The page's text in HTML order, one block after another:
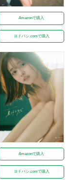
Amazonで購入
ヨドバシ.comで購入
Amazonで購入
ヨドバシ.comで購入